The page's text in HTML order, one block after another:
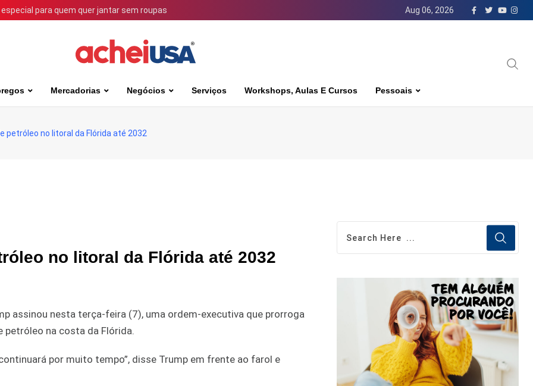
para quem quer jantar sem roupas Aug 06, 2026
Mercadorias Negócios Serviços Workshops, Aulas E Cursos Pessoais
petróleo no litoral da Flórida até 2032
no litoral da Flórida até 2032
assinou nesta terça-feira (7), uma ordem-executiva que prorroga
petróleo na costa da Flórida.
por muito tempo”, disse Trump em frente ao farol e